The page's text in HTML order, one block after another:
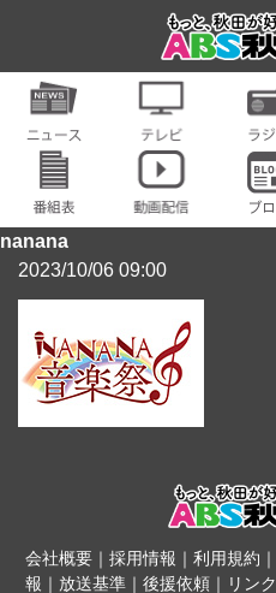
nanana
2023/10/06 09:00
会社概要｜ 採用情報 ｜ 利用規約 ｜
報 ｜ 放送基準 ｜ 後援依頼 ｜ リンク